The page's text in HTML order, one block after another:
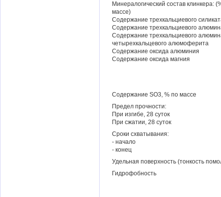
Минералогический состав клинкера:
массе)
Содержание трехкальциевого
Содержание трехкальциевого
Содержание трехкальциевого
четырехкальцевого алюмоферита
Содержание оксида алюминия
Содержание оксида магния
Содержание SO3, % по массе
Предел прочности:
При изгибе, 28 суток
При сжатии, 28 суток
Сроки схватывания:
- начало
- конец
Удельная поверхность (тонкость
Гидрофобность